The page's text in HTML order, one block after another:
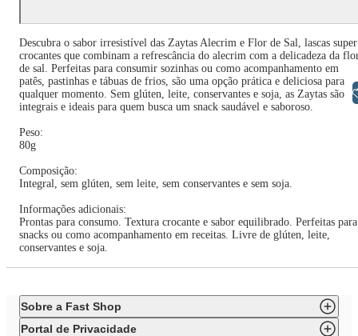
Descubra o sabor irresistível das Zaytas Alecrim e Flor de Sal, lascas super
crocantes que combinam a refrescância do alecrim com a delicadeza da
de sal. Perfeitas para consumir sozinhas ou como acompanhamento em
patês, pastinhas e tábuas de frios, são uma opção prática e deliciosa para
qualquer momento. Sem glúten, leite, conservantes e soja, as Zaytas são
integrais e ideais para quem busca um snack saudável e saboroso.
Peso:
80g
Composição:
Integral, sem glúten, sem leite, sem conservantes e sem soja.
Informações adicionais:
Prontas para consumo. Textura crocante e sabor equilibrado. Perfeitas para
snacks ou como acompanhamento em receitas. Livre de glúten, leite,
conservantes e soja.
Sobre a Fast Shop
Portal de Privacidade
Libras